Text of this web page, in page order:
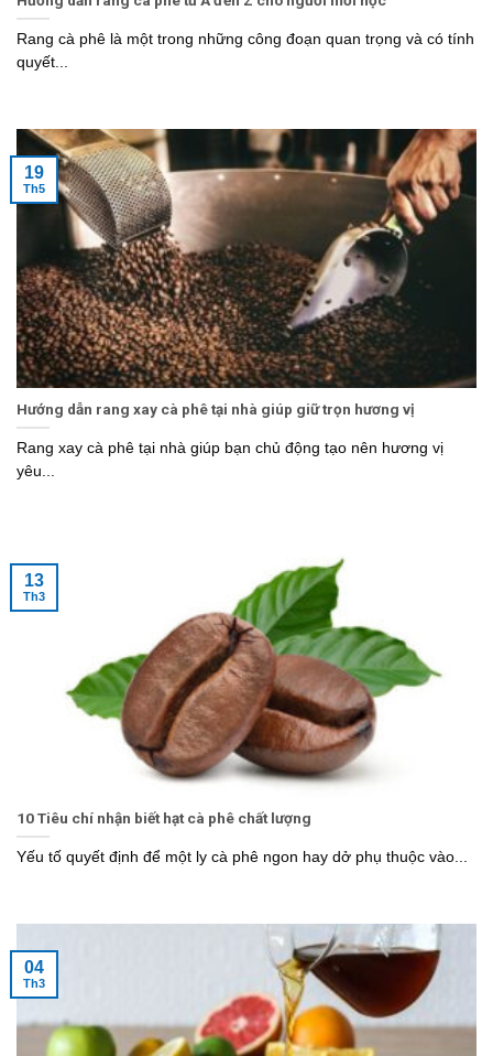
Rang cà phê là một trong những công đoạn quan trọng và có tính
quyết...
Hướng dẫn rang xay cà phê tại nhà giúp giữ trọn hương vị
Rang xay cà phê tại nhà giúp bạn chủ động tạo nên hương vị
yêu...
19
Th5
10 Tiêu chí nhận biết hạt cà phê chất lượng
Yếu tố quyết định để một ly cà phê ngon hay dở phụ thuộc vào...
13
Th3
04
Th3